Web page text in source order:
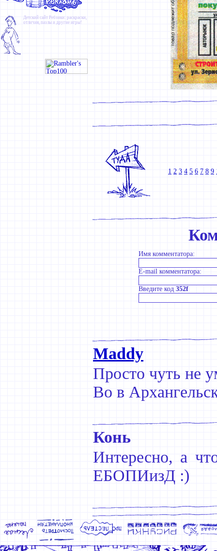
Детский сайт Ребзики: раскраски,
отличия, пазлы и другие игры!
1 2 3 4 5 6 7 8 9
Имя комментатора:
E-mail комментатора:
Введите код 352f
Maddy
Просто чуть не
Во в
Конь
Интересно, а
ЕБОПИизД :)